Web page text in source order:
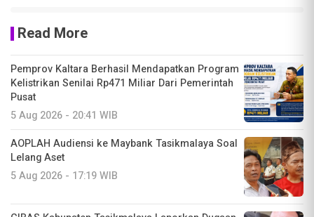
Read More
Pemprov Kaltara Berhasil Mendapatkan Program
Kelistrikan Senilai Rp471 Miliar Dari Pemerintah
Pusat
5 Aug 2026 - 20:41 WIB
AOPLAH Audiensi ke Maybank Tasikmalaya Soal
Lelang Aset
5 Aug 2026 - 17:19 WIB